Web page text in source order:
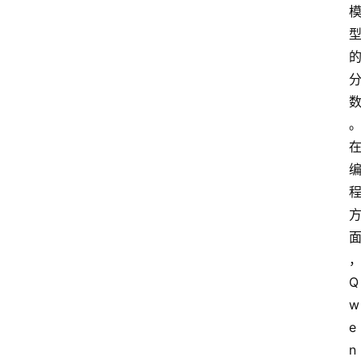
模
型
的
分
数
。
在
编
程
方
面
，
Q
w
e
n